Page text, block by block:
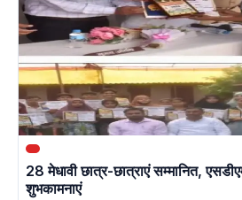
28 मेधावी छात्र-छात्राएं सम्मानित,
शुभकामनाएं